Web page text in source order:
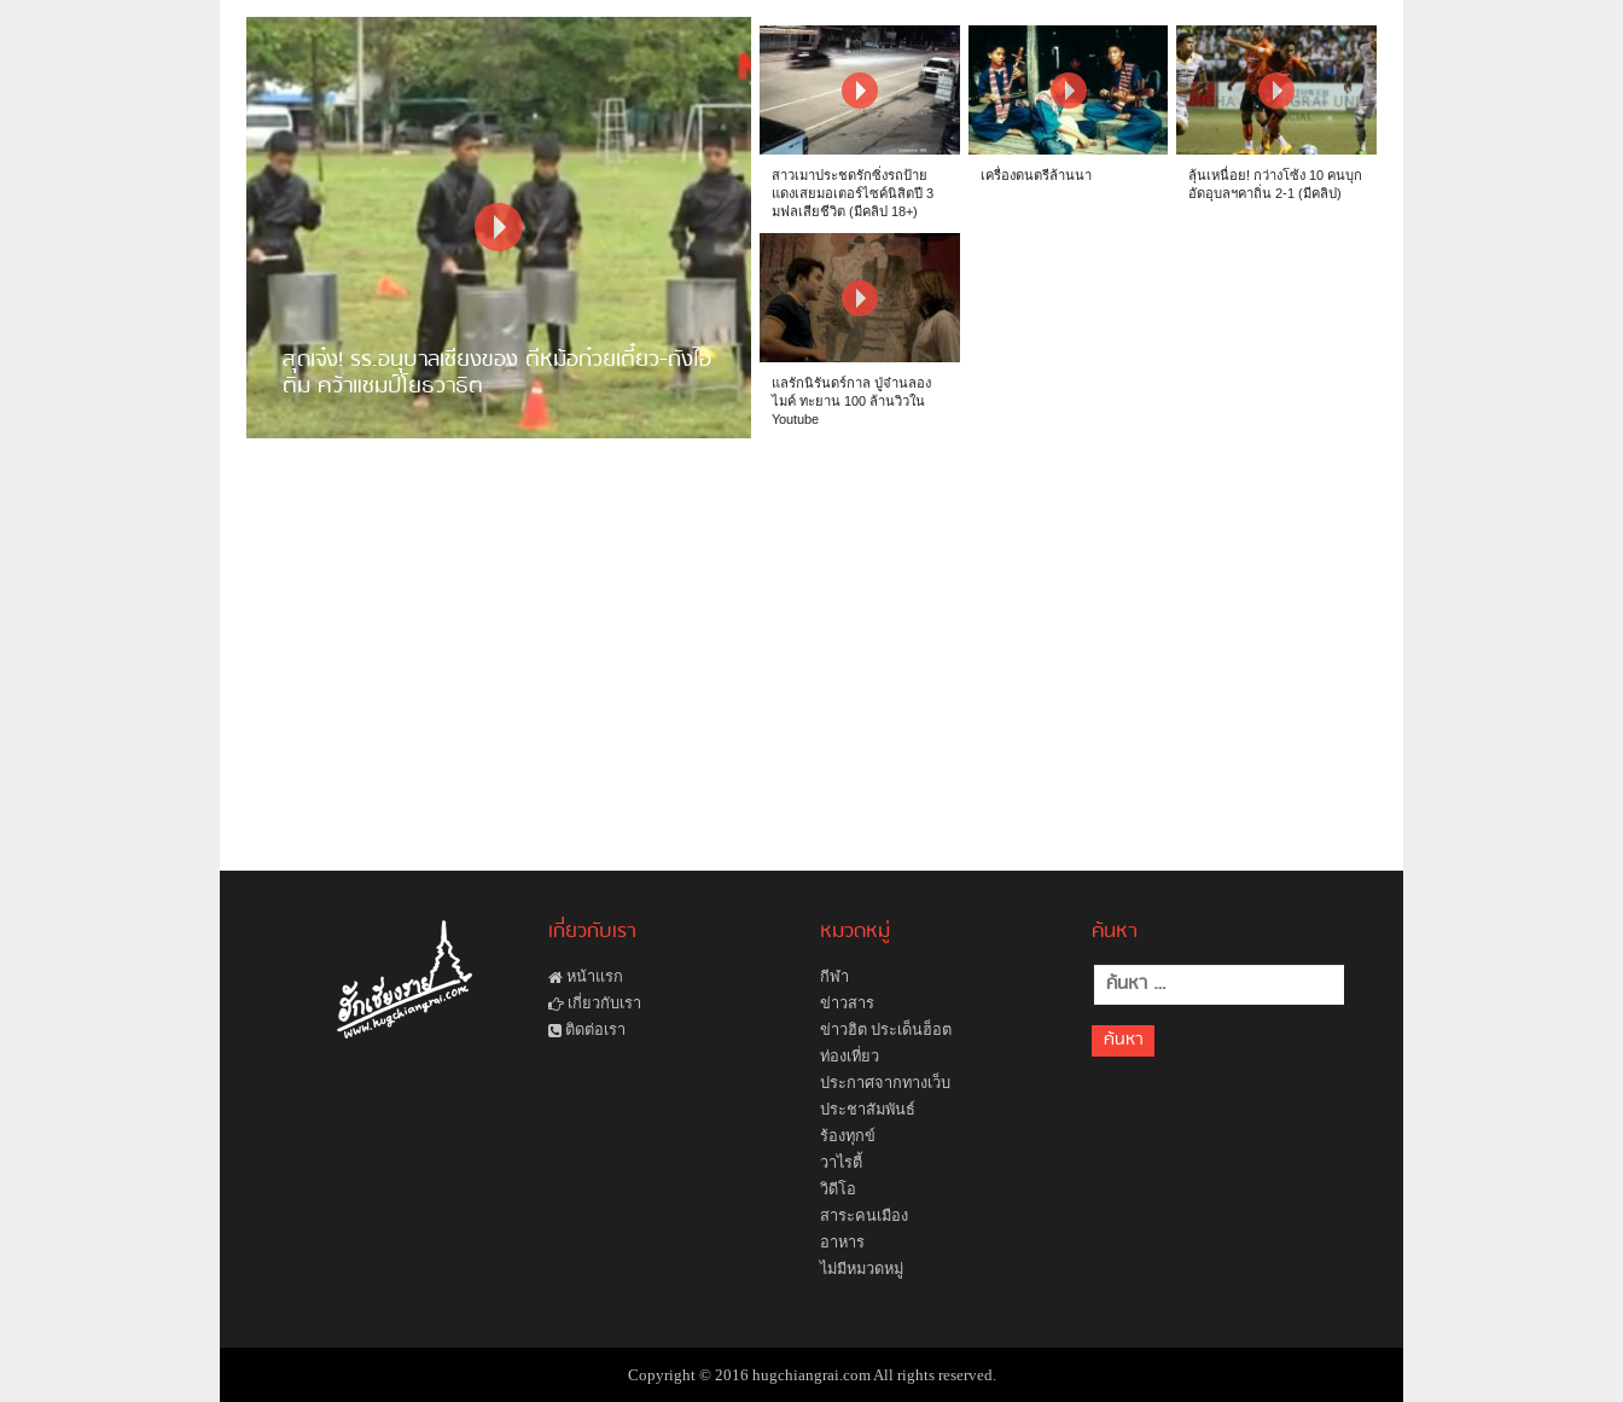
สุดเจ๋ง! รร.อนุบาลเชียงของ ตีหม้อก๋วยเตี๋ยว-ถังไอ
ติม คว้าแชมป์โยธวาธิต
สาวเมาประชดรักซิ่งรถป้าย
แดงเสยมอเตอร์ไซค์นิสิตปี 3
มฟลเสียชีวิต (มีคลิป 18+)
เครื่องดนตรีล้านนา
ลุ้นเหนื่อย! กว่างโซ้ง 10 คนบุก
อัดอุบลฯคาถิ่น 2-1 (มีคลิป)
แลรักนิรันดร์กาล ปู่จ๋านลอง
ไมค์ ทะยาน 100 ล้านวิวใน
Youtube
เกี่ยวกับเรา
หน้าแรก
เกี่ยวกับเรา
ติดต่อเรา
หมวดหมู่
กีฬา
ข่าวสาร
ข่าวฮิต ประเด็นฮ็อต
ท่องเที่ยว
ประกาศจากทางเว็บ
ประชาสัมพันธ์
ร้องทุกข์
วาไรตี้
วิดีโอ
สาระคนเมือง
อาหาร
ไม่มีหมวดหมู่
ค้นหา
ค้นหา
สำหรับ:
Copyright © 2016 hugchiangrai.com All rights reserved.